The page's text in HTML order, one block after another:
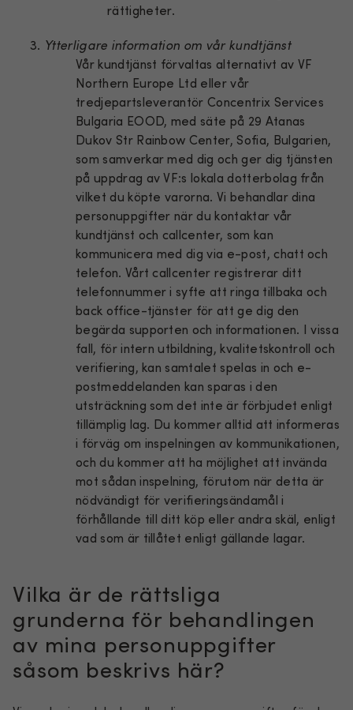
rättigheter.
Ytterligare information om vår kundtjänst
Vår kundtjänst förvaltas alternativt av VF
Northern Europe Ltd eller vår
tredjepartsleverantör Concentrix Services
Bulgaria EOOD, med säte på 29 Atanas
Dukov Str Rainbow Center, Sofia, Bulgarien,
som samverkar med dig och ger dig tjänsten
på uppdrag av VF:s lokala dotterbolag från
vilket du köpte varorna. Vi behandlar dina
personuppgifter när du kontaktar vår
kundtjänst och callcenter, som kan
kommunicera med dig via e-post, chatt och
telefon. Vårt callcenter registrerar ditt
telefonnummer i syfte att ringa tillbaka och
back office-tjänster för att ge dig den
begärda supporten och informationen. I vissa
fall, för intern utbildning, kvalitetskontroll och
verifiering, kan samtalet spelas in och e-
postmeddelanden kan sparas i den
utsträckning som det inte är förbjudet enligt
tillämplig lag. Du kommer alltid att informeras
i förväg om inspelningen av kommunikationen,
och du kommer att ha möjlighet att invända
mot sådan inspelning, förutom när detta är
nödvändigt för verifieringsändamål i
förhållande till ditt köp eller andra skäl, enligt
vad som är tillåtet enligt gällande lagar.
Vilka är de rättsliga
grunderna för behandlingen
av mina personuppgifter
såsom beskrivs här?